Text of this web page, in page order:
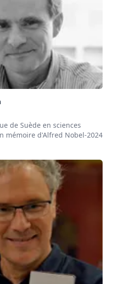
de Suède en sciences
mémoire d'Alfred Nobel-2024